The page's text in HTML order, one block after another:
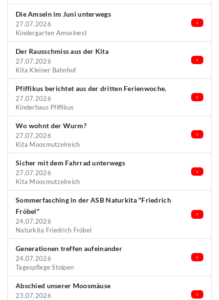
Die Amseln im Juni unterwegs
27.07.2026
Kindergarten Amselnest
Der Rausschmiss aus der Kita
27.07.2026
Kita Kleiner Bahnhof
Pfiffikus berichtet aus der dritten Ferienwoche.
27.07.2026
Kinderhaus Pfiffikus
Wo wohnt der Wurm?
27.07.2026
Kita Moosmutzelreich
Sicher mit dem Fahrrad unterwegs
27.07.2026
Kita Moosmutzelreich
Sommerfasching in der ASB Naturkita "Friedrich
Fröbel"
24.07.2026
Naturkita Friedrich Fröbel
Generationen treffen aufeinander
24.07.2026
Tagespflege Stolpen
Abschied unserer Moosmäuse
23.07.2026